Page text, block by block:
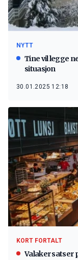
NYTT
Tine vil legge
situasjon
30.01.2025 12:18
KORT FORTALT
Valaker satser